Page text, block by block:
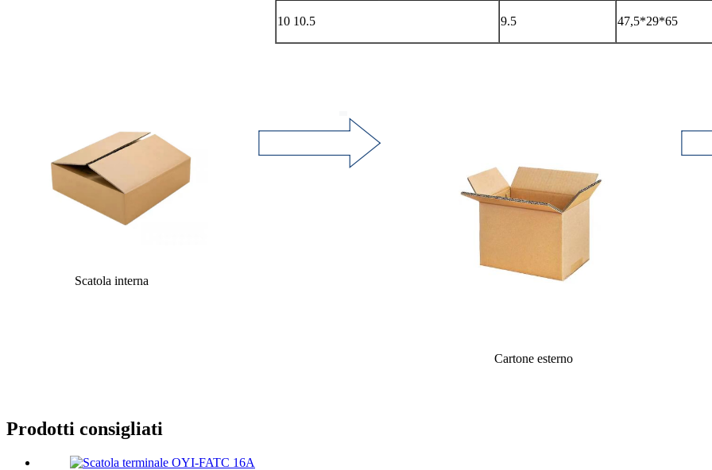
10 10.5 9.5 47,5*29*65
Scatola interna
Cartone esterno
Prodotti consigliati